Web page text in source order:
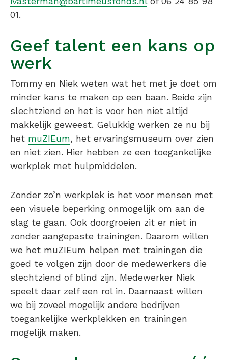
01.
Geef talent een kans op
werk
Tommy en Niek weten wat het met je doet om
minder kans te maken op een baan. Beide zijn
slechtziend en het is voor hen niet altijd
makkelijk geweest. Gelukkig werken ze nu bij
het muZIEum, het ervaringsmuseum over zien
en niet zien. Hier hebben ze een toegankelijke
werkplek met hulpmiddelen.
Zonder zo’n werkplek is het voor mensen met
een visuele beperking onmogelijk om aan de
slag te gaan. Ook doorgroeien zit er niet in
zonder aangepaste trainingen. Daarom willen
we het muZIEum helpen met trainingen die
goed te volgen zijn door de medewerkers die
slechtziend of blind zijn. Medewerker Niek
speelt daar zelf een rol in. Daarnaast willen
we bij zoveel mogelijk andere bedrijven
toegankelijke werkplekken en trainingen
mogelijk maken.